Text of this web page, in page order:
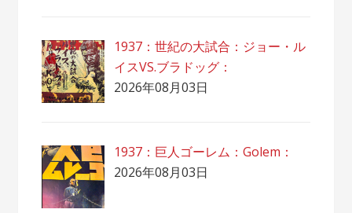
1937：世紀の大試合：ジョー・ル
イスVS.ブラドッグ：
2026年08月03日
1937：巨人ゴーレム：Golem：
2026年08月03日